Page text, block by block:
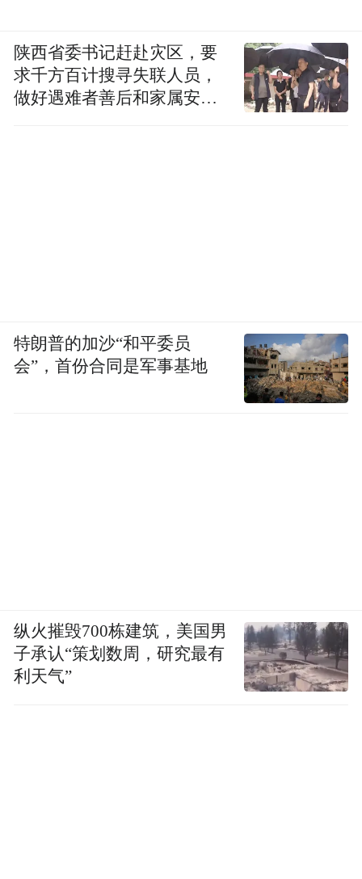
陕西省委书记赶赴灾区，要
求千方百计搜寻失联人员，
做好遇难者善后和家属安抚
特朗普的加沙“和平委员
会”，首份合同是军事基地
纵火摧毁700栋建筑，美国男
子承认“策划数周，研究最有
利天气”